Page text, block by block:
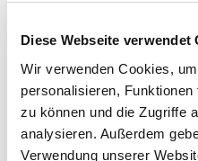
Diese Webseite verwendet
Wir verwenden Cookies,
personalisieren,
zu können und die Zugriffe
analysieren. Außerdem
Verwendung unserer
Übersicht
Pluie d'Osmanthe - Eine
Sinnlichkeit!